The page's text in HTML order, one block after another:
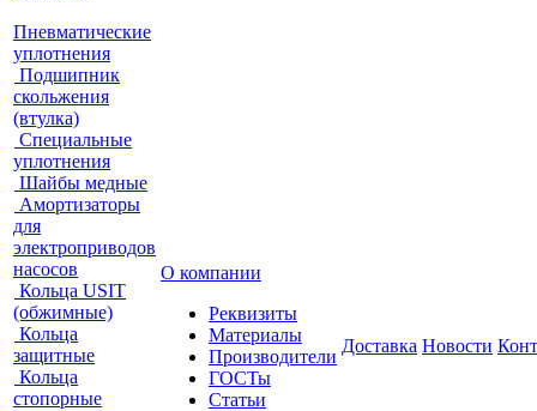
Пневматические
уплотнения
Подшипник
скольжения
(втулка)
Специальные
уплотнения
Шайбы медные
Амортизаторы
для
электроприводов
насосов
Кольца USIT
(обжимные)
Кольца
защитные
Кольца
стопорные
О компании
Реквизиты
Материалы
Производители
ГОСТы
Статьи
Доставка Новости